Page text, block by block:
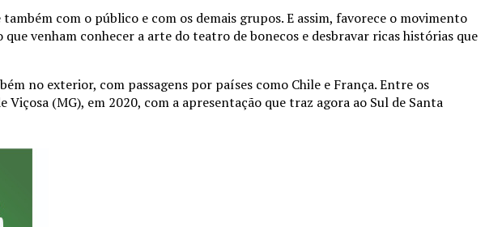
com o público e com os demais grupos. E assim, favorece o movimento
venham conhecer a arte do teatro de bonecos e desbravar ricas histórias que
no exterior, com passagens por países como Chile e França. Entre os
(MG), em 2020, com a apresentação que traz agora ao Sul de Santa